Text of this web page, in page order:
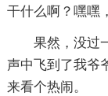
干什么啊？嘿嘿
果然，没过
声中飞到了我爷
来看个热闹。